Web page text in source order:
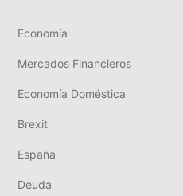
Economía
Mercados Financieros
Economía Doméstica
Brexit
España
Deuda